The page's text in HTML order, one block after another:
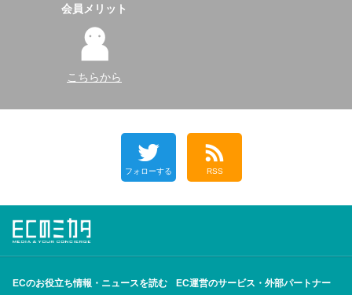
会員メリット
こちらから
フォローする RSS
ECのお役立ち情報・ニュースを読む
EC運営のサービス・外部パートナー